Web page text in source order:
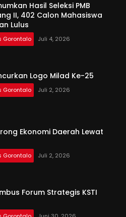
Hasil Seleksi PMB
II, 402 Calon Mahasiswa
Lulus
Gorontalo Juli 4, 2026
Logo Milad Ke-25
Gorontalo Juli 2, 2026
Ekonomi Daerah Lewat
Gorontalo Juli 2, 2026
Forum Strategis KSTI